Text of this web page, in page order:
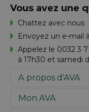
A propos d'AVA
Notre histoire
Mon AVA
Vous avez une
Chattez avec nous
Envoyez un e-mail à
Appelez le 0032 3
à 17h30 et samedi